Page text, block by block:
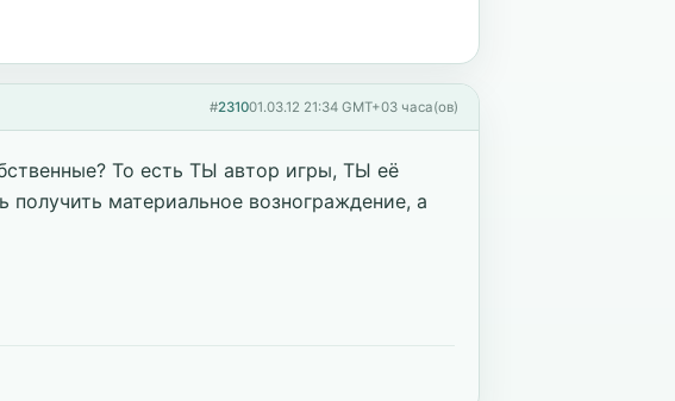
#231001.03.12 21:34 GMT+03 часа(ов)
То есть ТЫ автор игры, ТЫ её
материальное вознограждение, а